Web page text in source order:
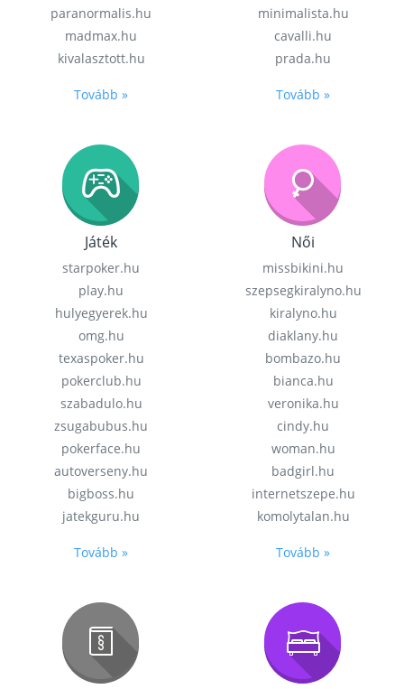
paranormalis.hu
madmax.hu
kivalasztott.hu
Tovább »
minimalista.hu
cavalli.hu
prada.hu
Tovább »
Játék
starpoker.hu
play.hu
hulyegyerek.hu
omg.hu
texaspoker.hu
pokerclub.hu
szabadulo.hu
zsugabubus.hu
pokerface.hu
autoverseny.hu
bigboss.hu
jatekguru.hu
Tovább »
Női
missbikini.hu
szepsegkiralyno.hu
kiralyno.hu
diaklany.hu
bombazo.hu
bianca.hu
veronika.hu
cindy.hu
woman.hu
badgirl.hu
internetszepe.hu
komolytalan.hu
Tovább »